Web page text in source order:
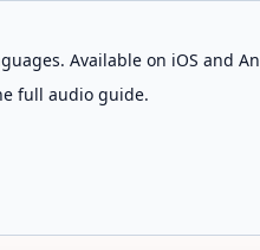
Available on iOS and
full audio guide.